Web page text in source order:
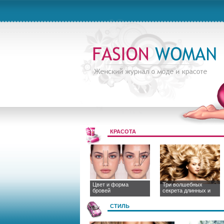
КРАСОТА
Цвет и форма
бровей
Три волшебных
секрета длинных и
СТИЛЬ